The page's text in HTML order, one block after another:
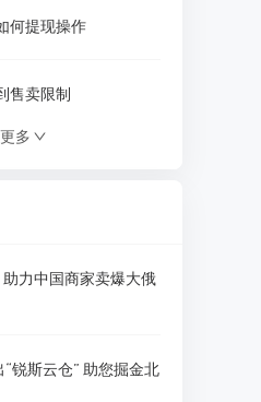
何提现操作
售卖限制
流渠道更好
配送方式
有什么后果
多
力中国商家卖爆大俄
锐斯云仓” 助您掘金北